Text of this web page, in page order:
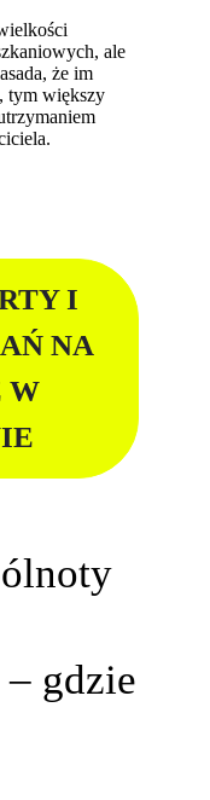
ale
że im
tym większy
I
NA
W
gdzie